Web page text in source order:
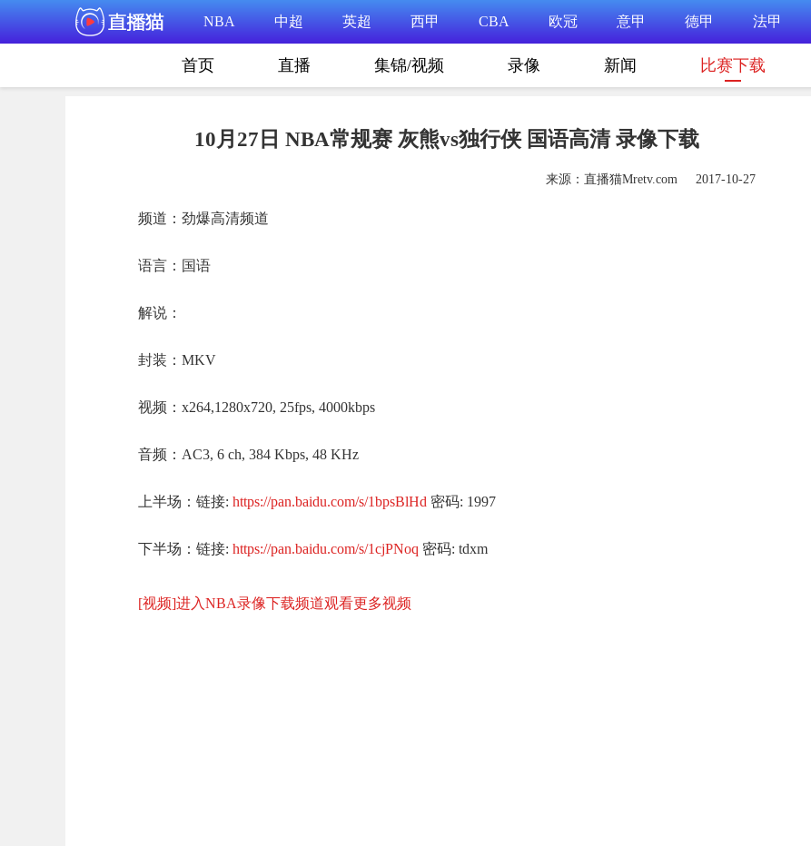
NBA 中超 英超 西甲 CBA 欧冠 意甲 德甲 法甲
首页 直播 集锦/视频 录像 新闻 比赛下载
10月27日 NBA常规赛 灰熊vs独行侠 国语高清 录像下载
来源：直播猫Mretv.com 2017-10-27
频道：劲爆高清频道
语言：国语
解说：
封装：MKV
视频：x264,1280x720, 25fps, 4000kbps
音频：AC3, 6 ch, 384 Kbps, 48 KHz
上半场：链接: https://pan.baidu.com/s/1bpsBlHd 密码: 1997
下半场：链接: https://pan.baidu.com/s/1cjPNoq 密码: tdxm
[视频]进入NBA录像下载频道观看更多视频